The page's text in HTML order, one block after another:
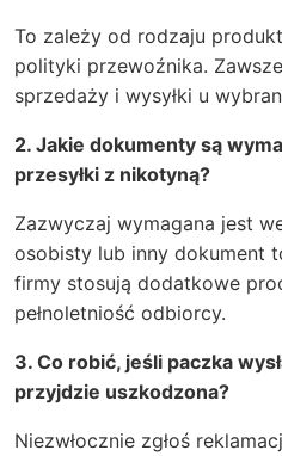
To zależy od rodzaju
polityki przewoźnika.
sprzedaży i wysyłki u
2. Jakie dokumenty są
przesyłki z nikotyną?
Zazwyczaj wymagana jest
osobisty lub inny dokument
firmy stosują dodatkowe
pełnoletniość odbiorcy.
3. Co robić, jeśli paczka
przyjdzie uszkodzona?
Niezwłocznie zgłoś